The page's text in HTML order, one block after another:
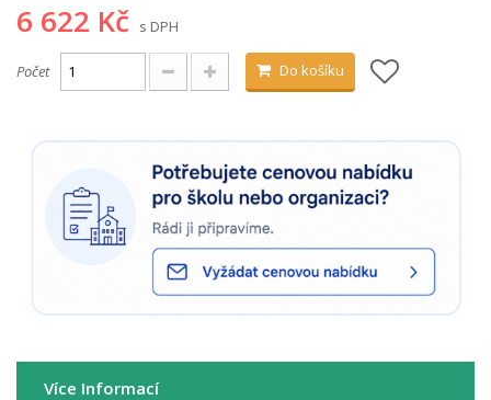
6 622 Kč s DPH
Počet Do košíku
Více Informací